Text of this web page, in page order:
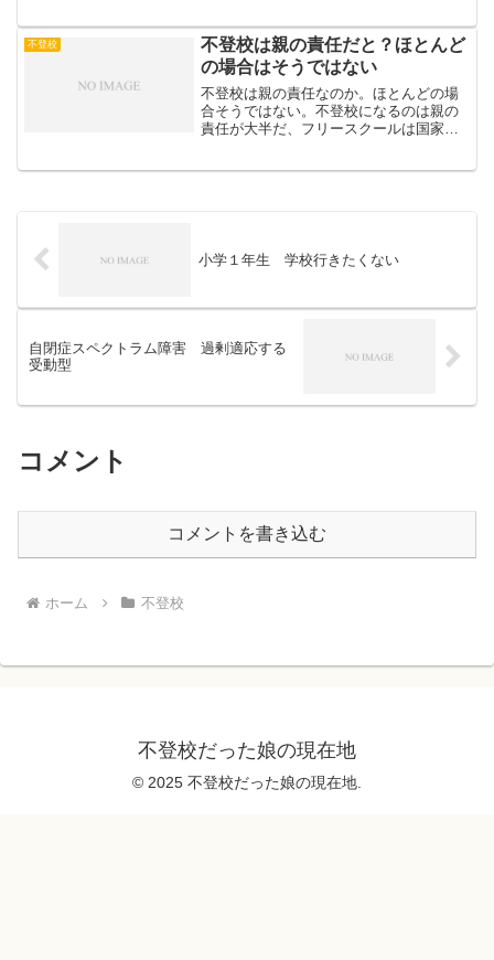
りたいと泣いてばかりで、下にも小さい
子が二人いて、親もとても...
不登校
不登校は親の責任だと？ほとんど
の場合はそうではない
不登校は親の責任なのか。ほとんどの場
合そうではない。不登校になるのは親の
責任が大半だ、フリースクールは国家の
小学１年生 学校行きたくない
自閉症スペクトラム障害 過剰適応する
受動型
コメント
コメントを書き込む
ホーム 不登校
不登校だった娘の現在地
© 2025 不登校だった娘の現在地.